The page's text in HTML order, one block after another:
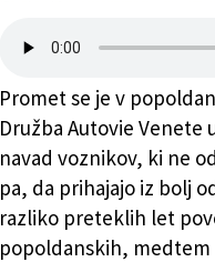
Promet se je v
Družba Autovie
navad voznikov, ki ne
pa, da prihajajo iz bolj
razliko preteklih let
popoldanskih, medtem